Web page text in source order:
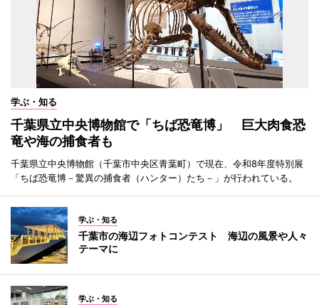
学ぶ・知る
千葉県立中央博物館で「ちば恐竜博」 巨大肉食恐
竜や海の捕食者も
千葉県立中央博物館（千葉市中央区青葉町）で現在、令和8年度特別展
「ちば恐竜博－驚異の捕食者（ハンター）たち－」が行われている。
学ぶ・知る
千葉市の海辺フォトコンテスト 海辺の風景や人々
テーマに
学ぶ・知る